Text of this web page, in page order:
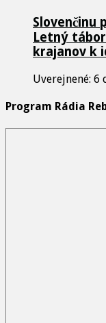
Slovenčinu
Letný
krajanov k
Uverejnené: 6
Program Rádia